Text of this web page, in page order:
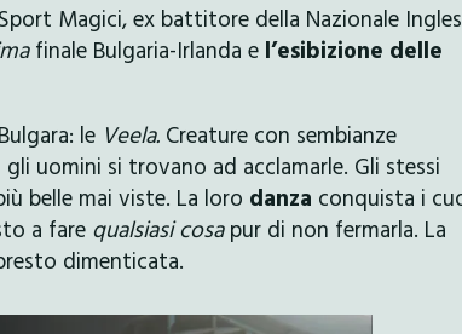
Magici, ex battitore della Nazionale
finale Bulgaria-Irlanda e l’esibizione delle
le Veela. Creature con sembianze
uomini si trovano ad acclamarle. Gli stessi
belle mai viste. La loro danza conquista i
a fare qualsiasi cosapur di non fermarla. La
dimenticata.